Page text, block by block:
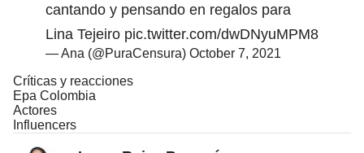
cantando y pensando en regalos para
Lina Tejeiro pic.twitter.com/dwDNyuMPM8
— Ana (@PuraCensura) October 7, 2021
Críticas y reacciones
Epa Colombia
Actores
Influencers